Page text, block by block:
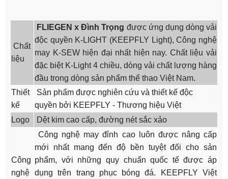
Chất
liệu
FLIEGEN x Đình Trọng được ứng dụng dòng vải
độc quyền K-LIGHT (KEEPFLY Light), Công nghệ
may K-SEW hiện đại nhất hiện nay. Chất liệu vải
đặc biệt K-Light 4 chiều, dòng vải chất lượng hàng
đầu trong dòng sản phẩm thể thao Việt Nam.
Thiết
kế
Sản phẩm được nghiên cứu và thiết kế độc
quyền bởi KEEPFLY - Thương hiệu Việt
Logo
Dệt kim cao cấp, đường nét sắc xảo
Công
nghệ
Công nghệ may đỉnh cao luôn được nâng cấp
mới nhất mang đến độ bền tuyệt đối cho sản
phẩm, với những quy chuẩn quốc tế được áp
dụng trên trang phục bóng đá. KEEPFLY Việt